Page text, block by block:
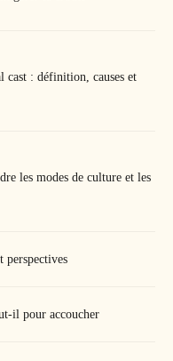
cast : définition, causes et
les modes de culture et les
perspectives
il pour accoucher